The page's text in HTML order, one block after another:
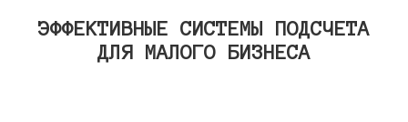
ЭФФЕКТИВНЫЕ СИСТЕМЫ ПОДСЧЕТА
ДЛЯ МАЛОГО БИЗНЕСА